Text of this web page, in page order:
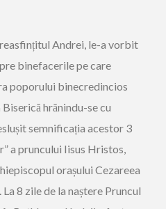
Andrei, le-a vorbit
binefacerile pe care
poporului binecredincios
hrănindu-se cu
semnificația acestor 3
a pruncului Iisus Hristos,
orașului Cezareea
8 zile de la naștere Pruncul